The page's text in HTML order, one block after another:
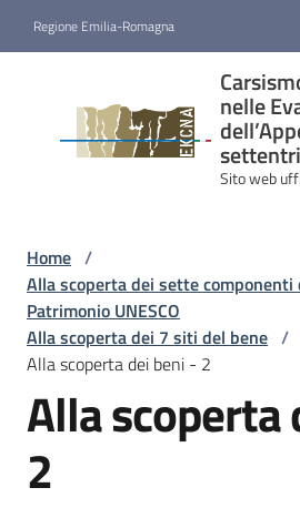
Regione Emilia-Romagna
nelle
Sito web
Carsismo e
Grotte nelle
Evaporiti
dell’Appennino
settentrionale
Candidatura
e
riconoscimento
Gestione
Cartografia
Home /
Alla scoperta dei sette componenti
Patrimonio UNESCO
Alla scoperta dei 7 siti del bene /
Alla scoperta dei beni - 2
Alla scoperta
2